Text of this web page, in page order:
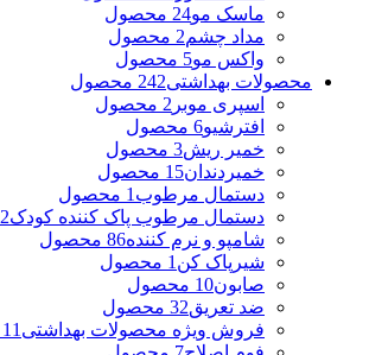
ماسک مو24 محصول
مداد چشم2 محصول
واکس مو5 محصول
محصولات بهداشتی242 محصول
اسپری موبر 2 محصول
افترشیو6 محصول
خمیر ریش3 محصول
خمیردندان15 محصول
دستمال مرطوب 1 محصول
دستمال مرطوب پاک کننده کودک2 محصول
شامپو و نرم کننده86 محصول
شیرپاک کن 1 محصول
صابون10 محصول
ضد تعریق32 محصول
فروش ویژه محصولات بهداشتی 11 محصول